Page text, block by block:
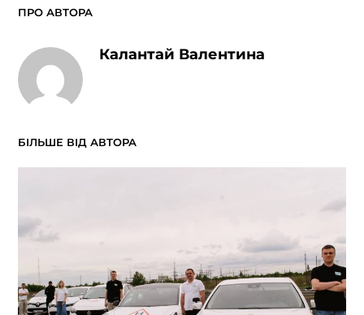
ПРО АВТОРА
Калантай Валентина
БІЛЬШЕ ВІД АВТОРА